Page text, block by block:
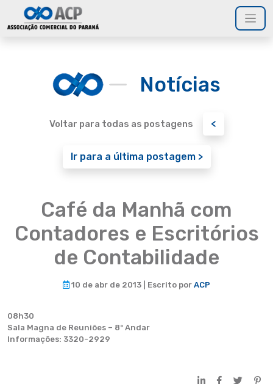
Notícias
Voltar para todas as postagens <
Ir para a última postagem >
Café da Manhã com
Contadores e Escritórios
de Contabilidade
10 de abr de 2013 | Escrito por ACP
08h30
Sala Magna de Reuniões – 8º Andar
Informações: 3320-2929